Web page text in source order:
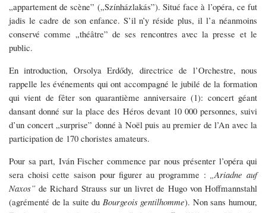
„appartement de scène” („Színházlakás”). Situé face à l’opéra, ce fut
jadis le cadre de son enfance. S’il n’y réside plus, il l’a néanmoins
conservé comme „théâtre” de ses rencontres avec la presse et le
public.
En introduction, Orsolya Erdődy, directrice de l’Orchestre, nous
rappelle les événements qui ont accompagné le jubilé de la formation
qui vient de fêter son quarantième anniversaire (1): concert géant
dansant donné sur la place des Héros devant 10 000 personnes, suivi
d’un concert „surprise” donné à Noël puis au premier de l’An avec la
participation de 170 choristes amateurs.
Pour sa part, Iván Fischer commence par nous présenter l’opéra qui
sera choisi cette saison pour figurer au programme : „Ariadne auf
Naxos” de Richard Strauss sur un livret de Hugo von Hoffmannstahl
(agrémenté de la suite du Bourgeois gentilhomme). Non sans humour,